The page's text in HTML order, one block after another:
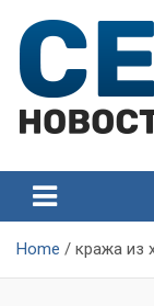
content
Севастополя
Home кража из